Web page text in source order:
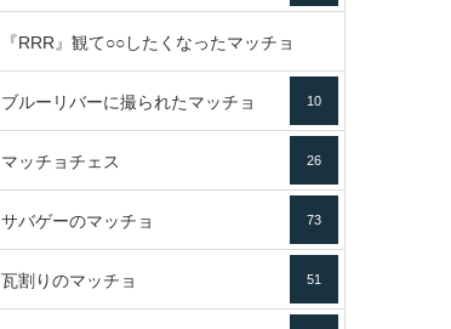
『RRR』観て○○したくなったマッチョ
16
ブルーリバーに撮られたマッチョ 10
マッチョチェス 26
サバゲーのマッチョ 73
瓦割りのマッチョ 51